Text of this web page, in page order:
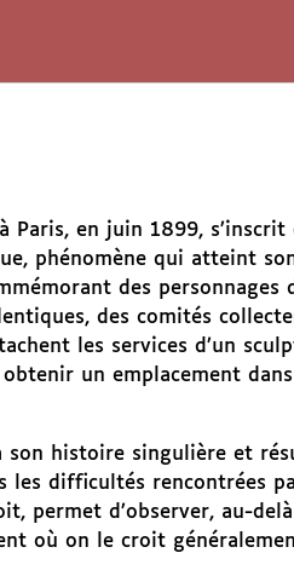
Paris, en juin 1899,
phénomène qui atteint
des personnages
des comités
les services d’un
un emplacement
son histoire singulière et
les difficultés rencontrées
permet d’observer, au-
où on le croit